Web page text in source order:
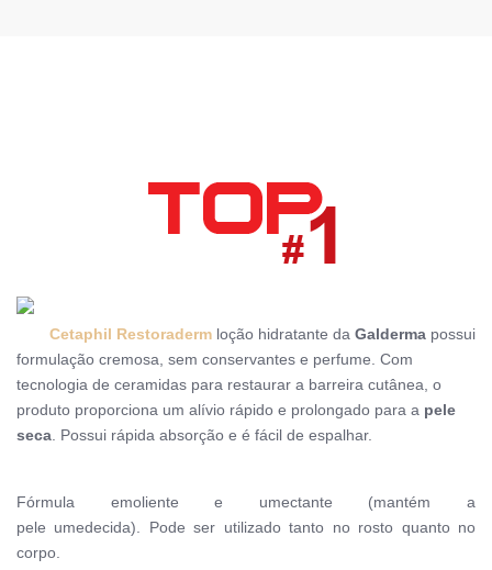
Cetaphil Restoraderm loção hidratante da Galderma possui
formulação cremosa, sem conservantes e perfume. Com
tecnologia de ceramidas para restaurar a barreira cutânea, o
produto proporciona um alívio rápido e prolongado para a pele
seca . Possui rápida absorção e é fácil de espalhar.
Fórmula emoliente e umectante (mantém a
pele umedecida). Pode ser utilizado tanto no rosto quanto no
corpo.